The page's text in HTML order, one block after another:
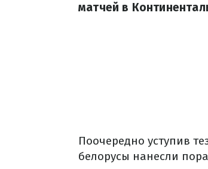
матчей в
Поочередно уступив
белорусы нанесли